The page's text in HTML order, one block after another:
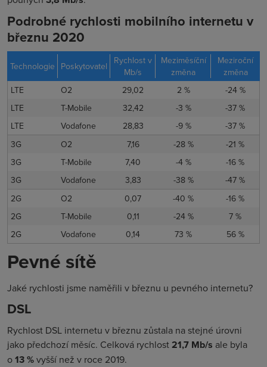
Podrobné rychlosti mobilního internetu v
březnu 2020
Technologie Poskytovatel
Rychlost v
Mb/s
Meziměsíční
změna
Meziroční
změna
LTE
O2 29,02 2 %
-24 %
LTE
T-Mobile 32,42 -3 %
-37 %
LTE
Vodafone 28,83 -9 %
-37 %
3G
O2 7,16 -28 %
-21 %
3G
T-Mobile 7,40 -4 %
-16 %
3G
Vodafone 3,83 -38 %
-47 %
2G
O2 0,07 -40 %
-16 %
2G
T-Mobile 0,11 -24 %
7 %
2G
Vodafone 0,14 73 % 56 %
Pevné sítě
Jaké rychlosti jsme naměřili v březnu u pevného internetu?
DSL
Rychlost DSL internetu v březnu zůstala na stejné úrovni
jako předchozí měsíc. Celková rychlost21,7 Mb/s ale byla
o13%vyšší než v roce 2019.